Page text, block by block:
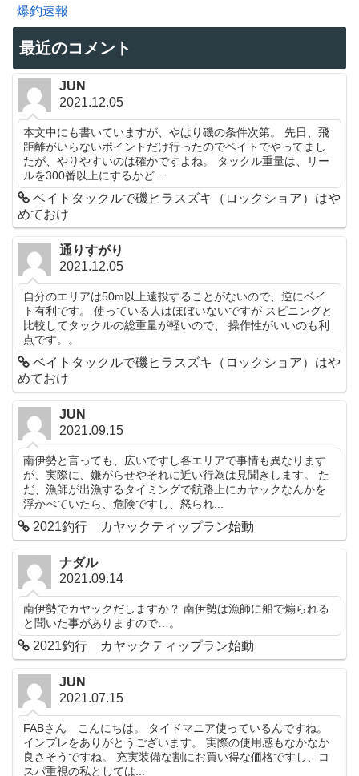
爆釣速報
最近のコメント
JUN
2021.12.05
本文中にも書いていますが、やはり磯の条件次第。 先日、飛
距離がいらないポイントだけ行ったのでベイトでやってまし
たが、やりやすいのは確かですよね。 タックル重量は、リー
ルを300番以上にするかど...
ベイトタックルで磯ヒラスズキ（ロックショア）はや
めておけ
通りすがり
2021.12.05
自分のエリアは50m以上遠投することがないので、逆にベイ
ト有利です。 使っている人はほぼいないですが スピニングと
比較してタックルの総重量が軽いので、 操作性がいいのも利
点です。。
ベイトタックルで磯ヒラスズキ（ロックショア）はや
めておけ
JUN
2021.09.15
南伊勢と言っても、広いですし各エリアで事情も異なります
が、実際に、嫌がらせやそれに近い行為は見聞きします。 た
だ、漁師が出漁するタイミングで航路上にカヤックなんかを
浮かべていたら、危険ですし、怒られ...
2021釣行 カヤックティップラン始動
ナダル
2021.09.14
南伊勢でカヤックだしますか？ 南伊勢は漁師に船で煽られる
と聞いた事がありますので…。
2021釣行 カヤックティップラン始動
JUN
2021.07.15
FABさん こんにちは。 タイドマニア使っているんですね。
インプレをありがとうございます。 実際の使用感もなかなか
良さそうですね。 充実装備な割にお買い得な価格ですし、コ
スパ重視の私としては...